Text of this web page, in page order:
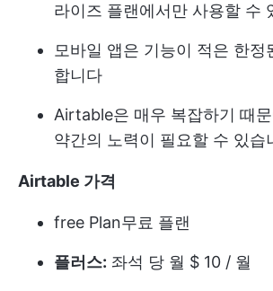
라이즈 플랜에서만 사용할 수
모바일 앱은 기능이 적은 한정
합니다
Airtable은 매우 복잡하기 때
약간의 노력이 필요할 수 있습
Airtable 가격
free Plan무료 플랜
플러스: 좌석 당 월 $ 10 / 월